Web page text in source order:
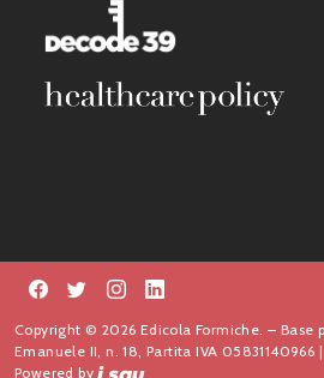
Copyright © 2026 Edicola Formiche. – Base
Emanuele II, n. 18, Partita IVA 05831140966
Powered by